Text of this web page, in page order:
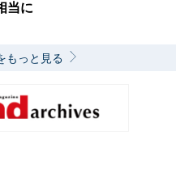
当に
もっと見る